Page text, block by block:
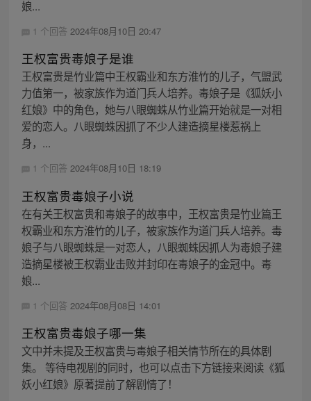
娘...
1 个回答 2024年08月10日 20:47
王权富贵毒娘子是谁
王权富贵是竹业篇中王权霸业和东方淮竹的儿子，气盟武
力值第一，被家族作为道门兵人培养。毒娘子是《狐妖小
红娘》中的角色，她与八眼蜘蛛从竹业篇开始就是一对相
爱的恋人。八眼蜘蛛因抓了不少人建造摘星楼惹祸上
身，...
1 个回答 2024年08月10日 18:19
王权富贵毒娘子小说
在有关王权富贵和毒娘子的故事中，王权富贵是竹业篇王
权霸业和东方淮竹的儿子，被家族作为道门兵人培养。毒
娘子与八眼蜘蛛是一对恋人，八眼蜘蛛因抓人为毒娘子建
造摘星楼被王权霸业击败并封印在毒娘子的金冠中。毒
娘...
1 个回答 2024年08月08日 14:01
王权富贵毒娘子哪一集
文中并未提及王权富贵与毒娘子相关情节所在的具体剧
集。 等待电视剧的同时，也可以点击下方链接来阅读《狐
妖小红娘》原著提前了解剧情了！